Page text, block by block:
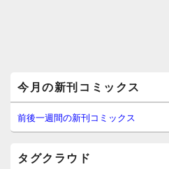
イ
ン
サ
イ
今月の新刊コミックス
前後一週間の新刊コミックス
タグクラウド